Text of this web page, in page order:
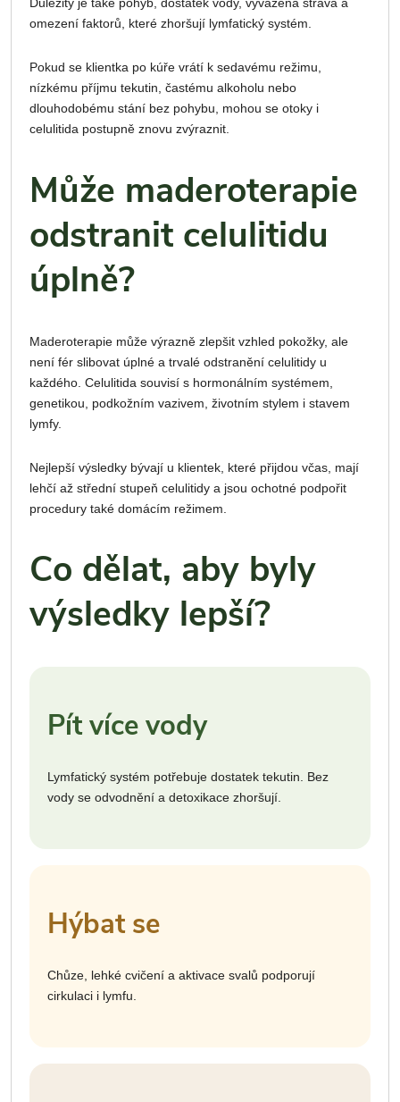
omezení faktorů, které zhoršují lymfatický systém.
Pokud se klientka po kúře vrátí k sedavému režimu,
nízkému příjmu tekutin, častému alkoholu nebo
dlouhodobému stání bez pohybu, mohou se otoky i
celulitida postupně znovu zvýraznit.
Může maderoterapie
odstranit celulitidu
úplně?
Maderoterapie může výrazně zlepšit vzhled pokožky, ale
není fér slibovat úplné a trvalé odstranění celulitidy u
každého. Celulitida souvisí s hormonálním systémem,
genetikou, podkožním vazivem, životním stylem i stavem
lymfy.
Nejlepší výsledky bývají u klientek, které přijdou včas, mají
lehčí až střední stupeň celulitidy a jsou ochotné podpořit
procedury také domácím režimem.
Co dělat, aby byly
výsledky lepší?
Pít více vody
Lymfatický systém potřebuje dostatek tekutin. Bez
vody se odvodnění a detoxikace zhoršují.
Hýbat se
Chůze, lehké cvičení a aktivace svalů podporují
cirkulaci i lymfu.